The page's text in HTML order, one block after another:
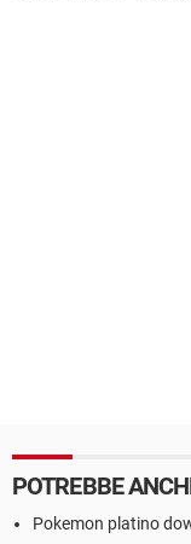
POTREBBE
Pokemon platino